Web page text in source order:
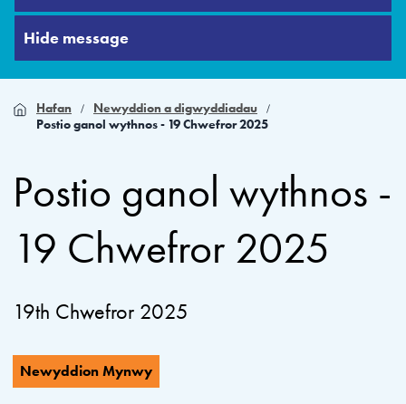
Hide message
Hafan
Newyddion a digwyddiadau
Postio ganol wythnos - 19 Chwefror 2025
Postio ganol wythnos -
19 Chwefror 2025
19th Chwefror 2025
Newyddion Mynwy